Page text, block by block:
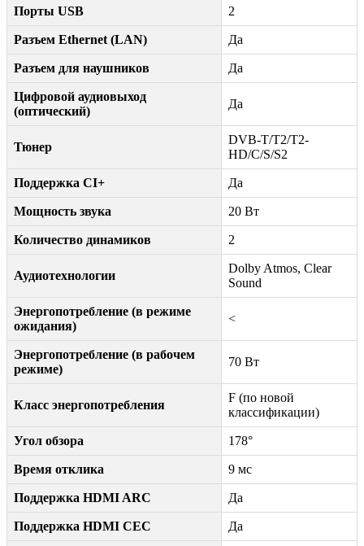
Порты USB 2
Разъем Ethernet (LAN) Да
Разъем для наушников Да
Цифровой аудиовыход
(оптический)
Да
Тюнер
DVB-T/T2/T2-
HD/C/S/S2
Поддержка CI+ Да
Мощность звука 20 Вт
Количество динамиков 2
Аудиотехнологии
Dolby Atmos, Clear
Sound
Энергопотребление (в режиме
ожидания)
<
Энергопотребление (в рабочем
режиме)
70 Вт
Класс энергопотребления
F (по новой
классификации)
Угол обзора 178°
Время отклика 9 мс
Поддержка HDMI ARC Да
Поддержка HDMI CEC Да